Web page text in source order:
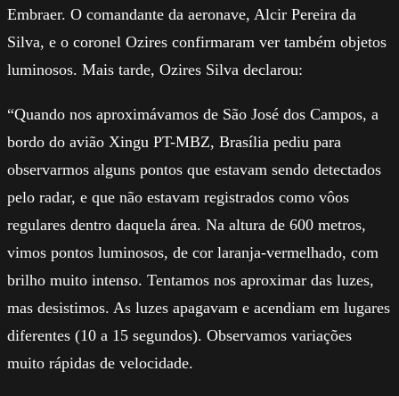
Embraer. O comandante da aeronave, Alcir Pereira da
Silva, e o coronel Ozires confirmaram ver também objetos
luminosos. Mais tarde, Ozires Silva declarou:
“Quando nos aproximávamos de São José dos Campos, a
bordo do avião Xingu PT-MBZ, Brasília pediu para
observarmos alguns pontos que estavam sendo detectados
pelo radar, e que não estavam registrados como vôos
regulares dentro daquela área. Na altura de 600 metros,
vimos pontos luminosos, de cor laranja-vermelhado, com
brilho muito intenso. Tentamos nos aproximar das luzes,
mas desistimos. As luzes apagavam e acendiam em lugares
diferentes (10 a 15 segundos). Observamos variações
muito rápidas de velocidade.